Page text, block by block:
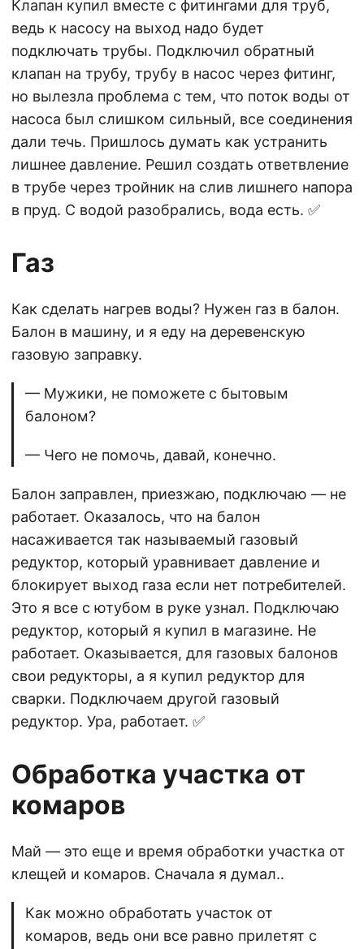
Клапан купил вместе с фитингами для труб,
ведь к насосу на выход надо будет
подключать трубы. Подключил обратный
клапан на трубу, трубу в насос через фитинг,
но вылезла проблема с тем, что поток воды от
насоса был слишком сильный, все соединения
дали течь. Пришлось думать как устранить
лишнее давление. Решил создать ответвление
в трубе через тройник на слив лишнего напора
в пруд. С водой разобрались, вода есть. ✅
Газ
Как сделать нагрев воды? Нужен газ в балон.
Балон в машину, и я еду на деревенскую
газовую заправку.
— Мужики, не поможете с бытовым
балоном?
— Чего не помочь, давай, конечно.
Балон заправлен, приезжаю, подключаю — не
работает. Оказалось, что на балон
насаживается так называемый газовый
редуктор, который уравнивает давление и
блокирует выход газа если нет потребителей.
Это я все с ютубом в руке узнал. Подключаю
редуктор, который я купил в магазине. Не
работает. Оказывается, для газовых балонов
свои редукторы, а я купил редуктор для
сварки. Подключаем другой газовый
редуктор. Ура, работает. ✅
Обработка участка от
комаров
Май — это еще и время обработки участка от
клещей и комаров. Сначала я думал..
Как можно обработать участок от
комаров, ведь они все равно прилетят с